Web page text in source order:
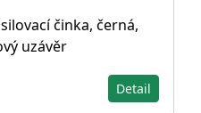
činka, černá,
uzávěr
Detail